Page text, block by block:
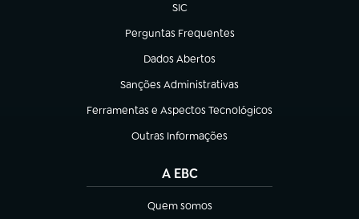
SIC
(abre em nova aba)
Perguntas Frequentes
(abre em nova aba)
Dados Abertos
(abre em nova aba)
Sanções Administrativas
(abre em nova aba)
Ferramentas e Aspectos Tecnológicos
(abre em nova aba)
Outras Informações
(abre em nova aba)
A EBC
Quem somos
(abre em nova aba)